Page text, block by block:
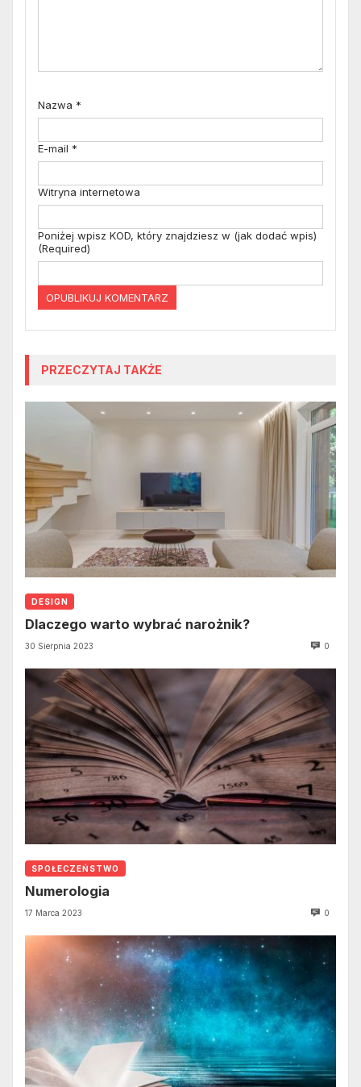
Nazwa *
E-mail *
Witryna internetowa
Poniżej wpisz KOD, który znajdziesz w (jak dodać wpis)
(Required)
PRZECZYTAJ TAKŻE
DESIGN
Dlaczego warto wybrać narożnik?
30 Sierpnia 2023 0
SPOŁECZEŃSTWO
Numerologia
17 Marca 2023 0